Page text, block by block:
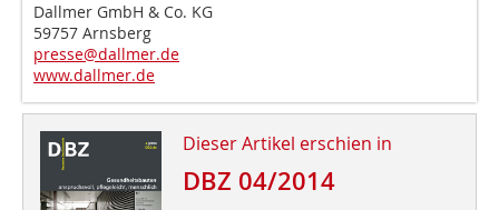
Dallmer GmbH & Co. KG
59757 Arnsberg
presse@dallmer.de
www.dallmer.de
Dieser Artikel erschien in
DBZ 04/2014